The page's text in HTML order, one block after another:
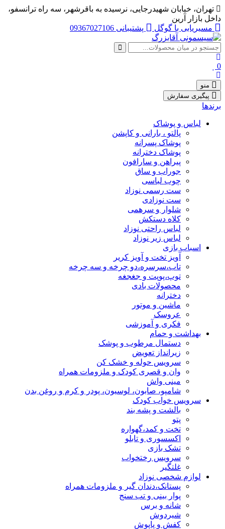
تهران، خيابان شهيدرجايى، نرسیده به باقرشهر، سه راه ترانسفو،
بازار آرین
مسیریابی با گوگل
پشتیبانی 09367027106
منو
پیگیری سفارش
لباس و پوشاک
پالتو ، بارانی و کاپشن
پوشاک پسرانه
پوشاک دخترانه
پیراهن و سارافون
جوراب و ساق
چوب لباسی
ست رسمی نوزاد
ست نوزادی
شلوار و سرهمی
کلاه دستکش
لباس راحتی نوزاد
لباس زیر نوزاد
اسباب بازی
آویز تخت و آویز کریر
تاب،سرسره،دو چرخه و سه چرخه
توپ،پوپت و جغجغه
محصولات بادی
دخترانه
ماشین و موتور
عروسک
فکری و آموزشی
بهداشت و حمام
دستمال مرطوب و پوشک
زیرانداز تعویض
سرویس حوله و خشک کن
وان و قصری کودک و ملزومات همراه
مینی واش
شامپو، صابون، لوسیون، پودر و کرم و روغن بدن
سرویس خواب کودک
بالشت و پشه بند
پتو
تخت و کمد،گهواره
اکسسوری و تابلو
تشک بازی
سرویس رختخواب
غلتگیر
لوازم شخصی نوزاد
پستانک،دندان گیر و ملزومات همراه
پوار بینی و تب سنج
شانه و برس
شیردوش
کفش و پاپوش